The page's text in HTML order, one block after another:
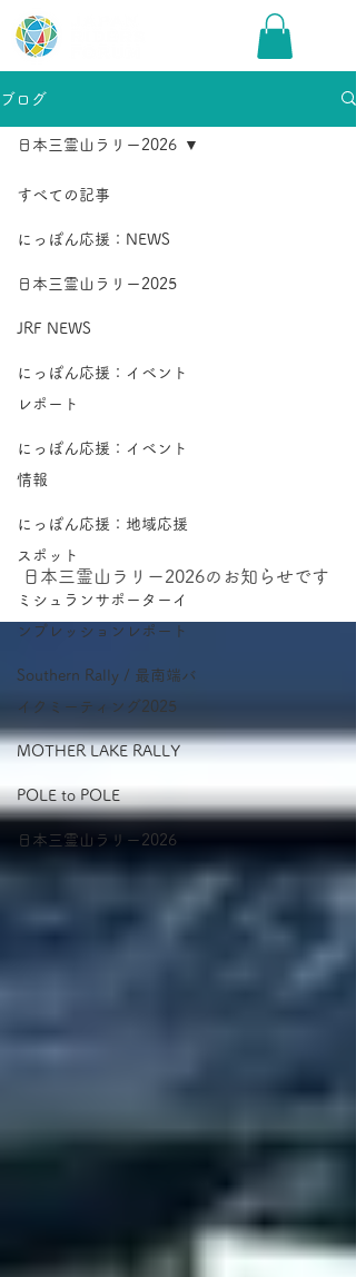
ブログ
すべての記事
にっぽん応援：NEWS
日本三霊山ラリー2025
JRF NEWS
にっぽん応援：イベント
レポート
にっぽん応援：イベント
情報
にっぽん応援：地域応援
スポット
ミシュランサポーターイ
ンプレッションレポート
Southern Rally / 最南端バ
イクミーティング2025
MOTHER LAKE RALLY
POLE to POLE
日本三霊山ラリー2026
日本三霊山ラリー2026
日本三霊山ラリー2026
日本三霊山ラリー2026のお知らせです